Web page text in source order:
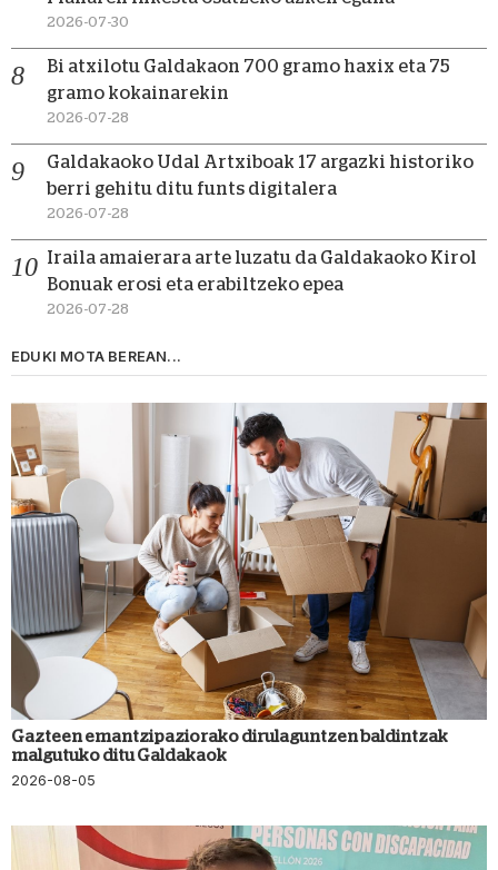
2026-07-30
Bi atxilotu Galdakaon 700 gramo haxix eta 75
gramo kokainarekin
2026-07-28
Galdakaoko Udal Artxiboak 17 argazki historiko
berri gehitu ditu funts digitalera
2026-07-28
Iraila amaierara arte luzatu da Galdakaoko Kirol
Bonuak erosi eta erabiltzeko epea
2026-07-28
EDUKI MOTA BEREAN...
Gazteen emantzipaziorako dirulaguntzen baldintzak
malgutuko ditu Galdakaok
2026-08-05